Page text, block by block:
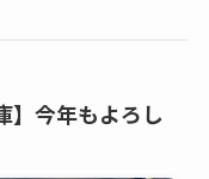
】今年もよろし